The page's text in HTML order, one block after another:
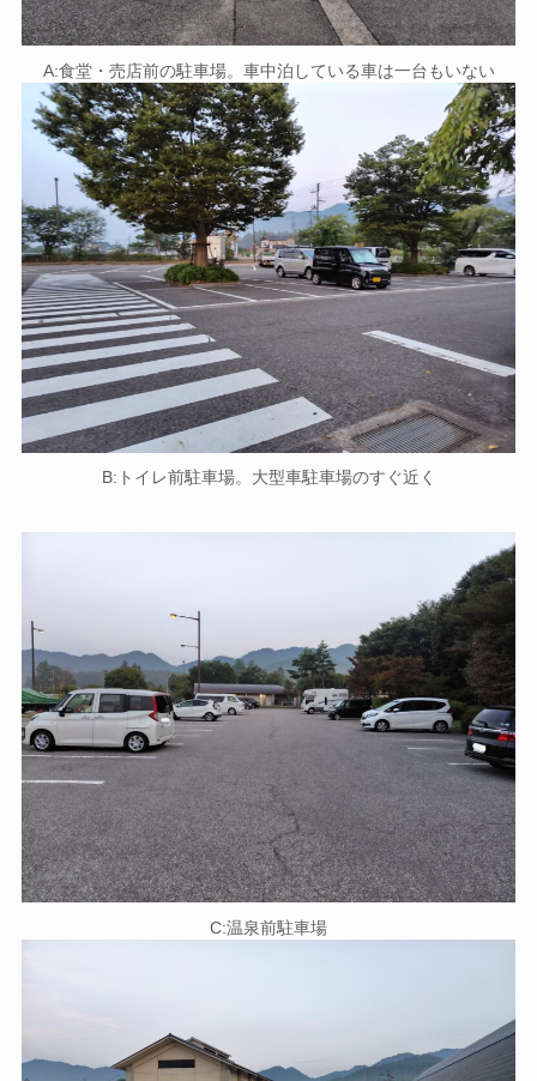
A:食堂・売店前の駐車場。車中泊している車は一台もいない
B:トイレ前駐車場。大型車駐車場のすぐ近く
C:温泉前駐車場